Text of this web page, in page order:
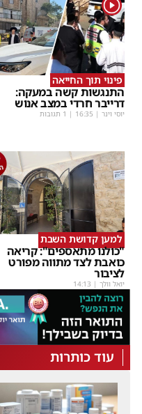
פינוי תוך החייאה
התנגשות קשה במעקה:
דרייבר חרדי במצב אנוש
יוסי וינר |
16:35 | 1 תגובות
למען קדושת השבת
"כולנו מתאספים": קריאה
כואבת לצד מתווה מפורט
לציבור
יואל וולך |
14:13
עוד כותרות